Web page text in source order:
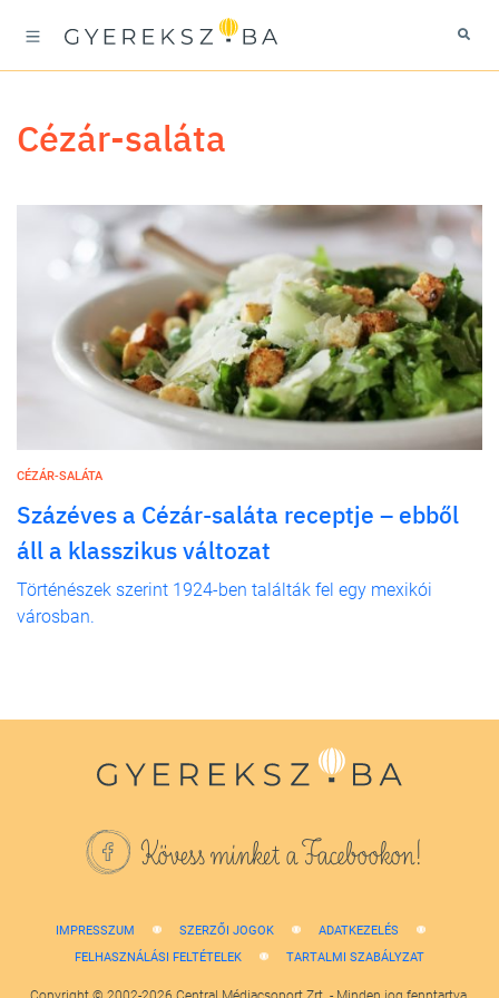
Cézár-saláta
CÉZÁR-SALÁTA
Százéves a Cézár-saláta receptje – ebből
áll a klasszikus változat
Történészek szerint 1924-ben találták fel egy mexikói
városban.
Kövess minket a Facebookon!
IMPRESSZUM SZERZŐI JOGOK
ADATKEZELÉS
FELHASZNÁLÁSI FELTÉTELEK
TARTALMI SZABÁLYZAT